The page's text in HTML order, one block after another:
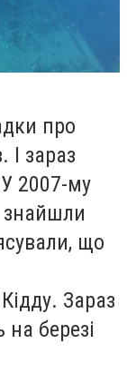
про
І зараз
2007-му
знайшли
що
Зараз
на березі